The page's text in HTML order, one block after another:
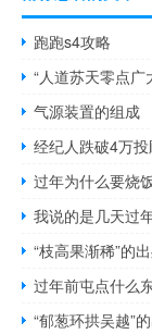
跑跑s4攻略
“人道苏天零点广
气源装置的组成
经纪人跌破4万
过年为什么要烧
我说的是几天过
“枝高果渐稀”的
过年前屯点什么
“郁葱环拱吴越”